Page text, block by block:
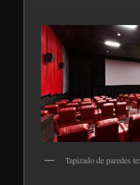
Tapizado de paredes